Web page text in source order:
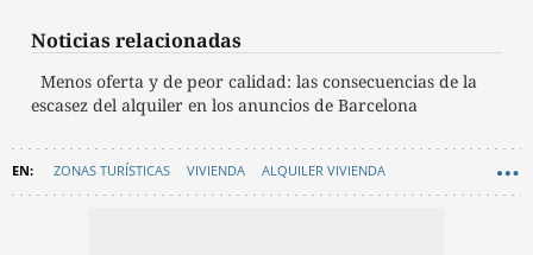
Noticias relacionadas
Menos oferta y de peor calidad: las consecuencias de la
escasez del alquiler en los anuncios de Barcelona
ZONAS TURÍSTICAS VIVIENDA ALQUILER VIVIENDA